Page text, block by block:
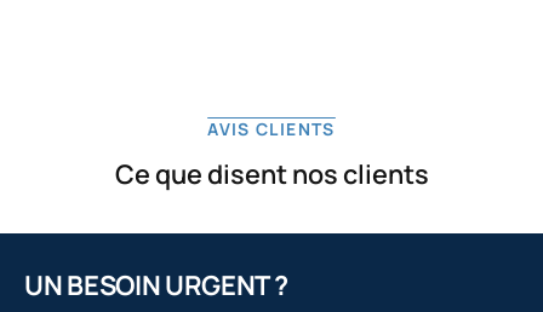
AVIS CLIENTS
Ce que disent nos clients
UN BESOIN URGENT ?